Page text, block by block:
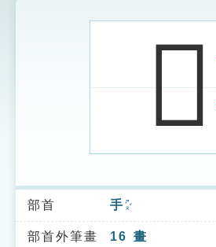
索引選單
知識索引
𢸤
部首 手 ㄕㄡˇ
部首外筆畫 16 畫